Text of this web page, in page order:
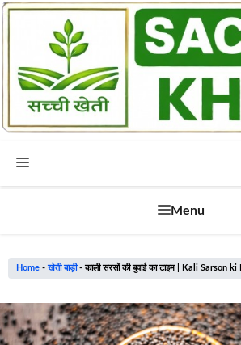
Skip
to
content
Menu
Menu
Home -खेती बाड़ी-काली सरसों की बुवाई का टाइम | Kali Sarson